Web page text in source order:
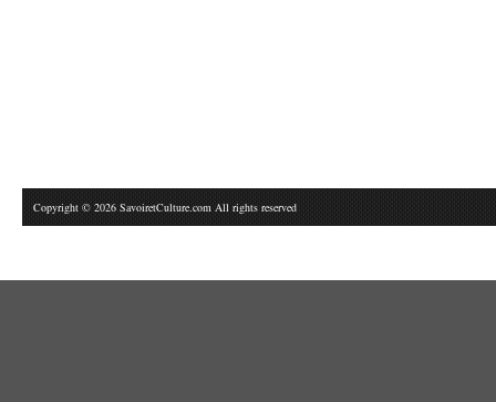
Copyright © 2026 SavoiretCulture.com All rights reserved